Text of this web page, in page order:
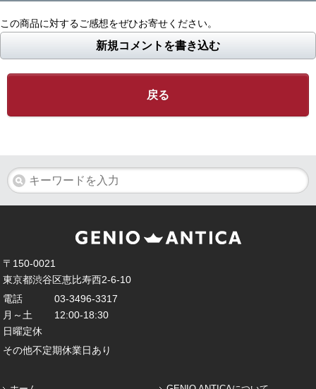
この商品に対するご感想をぜひお寄せください。
新規コメントを書き込む
戻る
〒150-0021
東京都渋谷区恵比寿西2-6-10
電話
03-3496-3317
月～土
12:00-18:30
日曜定休
その他不定期休業日あり